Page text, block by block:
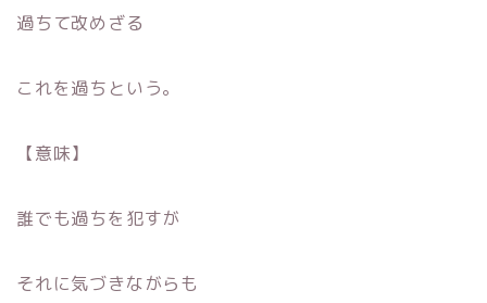
過ちて改めざる
これを過ちという。
【意味】
誰でも過ちを犯すが
それに気づきながらも